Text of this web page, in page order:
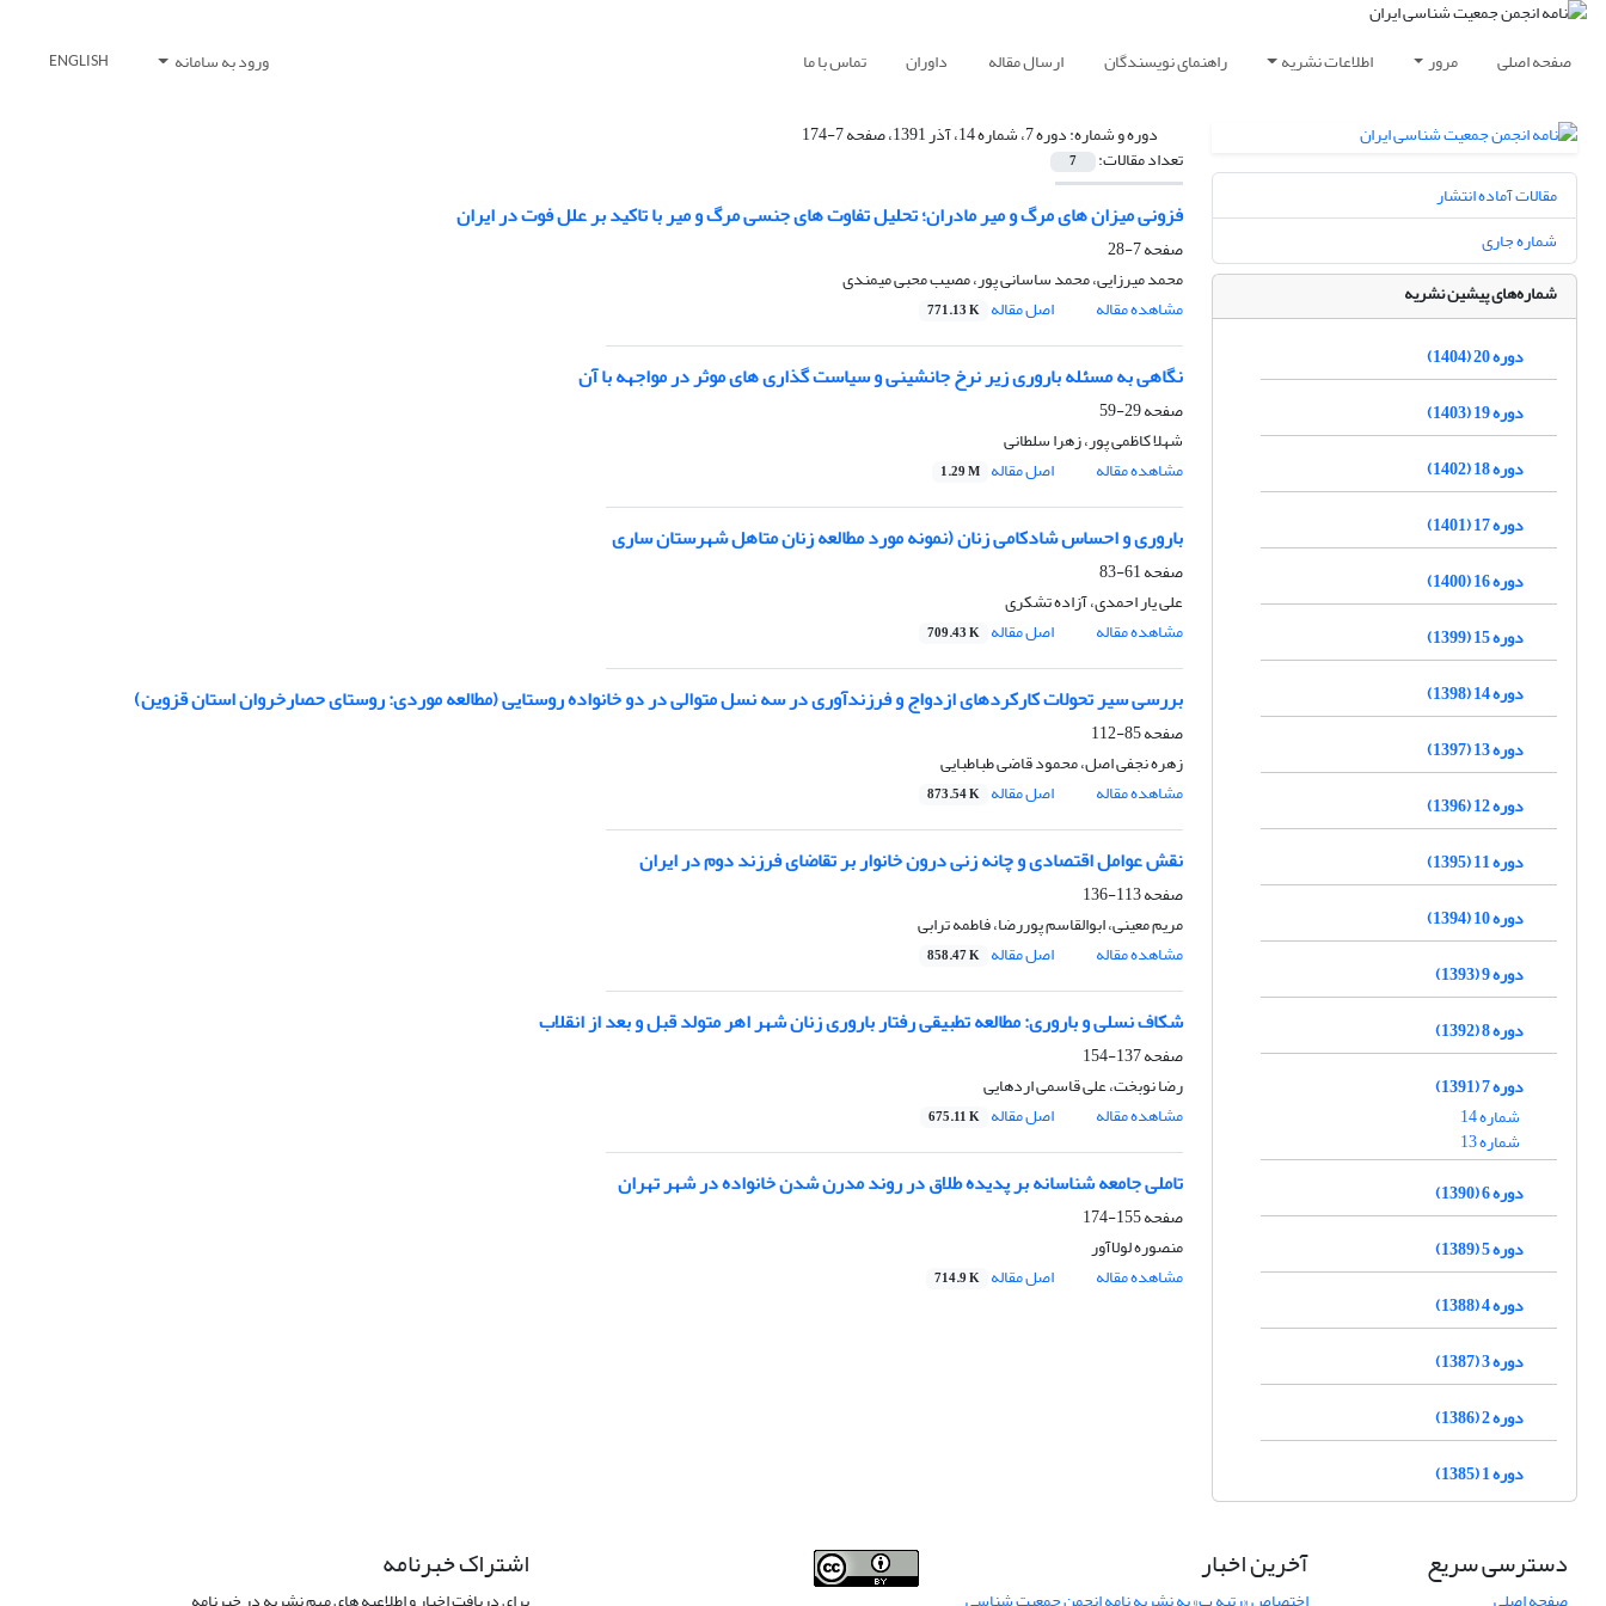
صفحه اصلی مرور اطلاعات نشریه راهنمای نویسندگان ارسال مقاله داوران تماس با ما ورود به سامانه ENGLISH
دوره و شماره:دوره 7، شماره 14، آذر 1391، صفحه 7-174
تعداد مقالات: 7
فزونی میزان های مرگ و میر مادران؛ تحلیل تفاوت های جنسی مرگ و میر با تاکید بر علل فوت در ایران
صفحه7-28
محمد میرزایی، محمد ساسانی پور، مصیب محبی میمندی
مشاهده مقاله
اصل مقاله 771.13 K
نگاهی به مسئله باروری زیر نرخ جانشینی و سیاست گذاری های موثر در مواجهه با آن
صفحه29-59
شهلا کاظمی پور، زهرا سلطانی
مشاهده مقاله
اصل مقاله 1.29 M
باروری و احساس شادکامی زنان (نمونه مورد مطالعه زنان متاهل شهرستان ساری
صفحه61-83
علی یار احمدی، آزاده تشکری
مشاهده مقاله
اصل مقاله 709.43 K
بررسی سیر تحولات کارکردهای ازدواج و فرزندآوری در سه نسل متوالی در دو خانواده روستایی (مطالعه موردی: روستای حصارخروان استان قزوین)
صفحه85-112
زهره نجفی اصل، محمود قاضی طباطبایی
مشاهده مقاله
اصل مقاله 873.54 K
نقش عوامل اقتصادی و چانه زنی درون خانوار بر تقاضای فرزند دوم در ایران
صفحه113-136
مریم معینی، ابوالقاسم پوررضا، فاطمه ترابی
مشاهده مقاله
اصل مقاله 858.47 K
شکاف نسلی و باروری: مطالعه تطبیقی رفتار باروری زنان شهر اهر متولد قبل و بعد از انقلاب
صفحه137-154
رضا نوبخت، علی قاسمی اردهایی
مشاهده مقاله
اصل مقاله 675.11 K
تاملی جامعه شناسانه بر پدیده طلاق در روند مدرن شدن خانواده در شهر تهران
صفحه155-174
منصوره لولاآور
مشاهده مقاله
اصل مقاله 714.9 K
مقالات آماده انتشار
شماره جاری
شماره‌های پیشین نشریه
دوره 20 (1404)
دوره 19 (1403)
دوره 18 (1402)
دوره 17 (1401)
دوره 16 (1400)
دوره 15 (1399)
دوره 14 (1398)
دوره 13 (1397)
دوره 12 (1396)
دوره 11 (1395)
دوره 10 (1394)
دوره 9 (1393)
دوره 8 (1392)
دوره 7 (1391)
شماره 14
شماره 13
دوره 6 (1390)
دوره 5 (1389)
دوره 4 (1388)
دوره 3 (1387)
دوره 2 (1386)
دوره 1 (1385)
دسترسی سریع آخرین اخبار اشتراک خبرنامه